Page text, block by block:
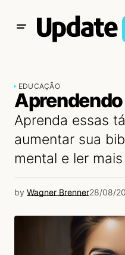
EDUCAÇÃO
Aprendendo
Aprenda essas
aumentar sua
mental e ler
by Wagner Brenner28/08/